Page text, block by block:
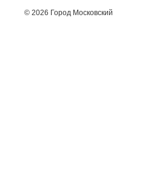
© 2026 Город Московский